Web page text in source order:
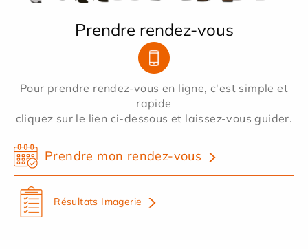
Prendre rendez-vous
Pour prendre rendez-vous en ligne, c'est simple et
rapide
cliquez sur le lien ci-dessous et laissez-vous guider.
Prendre mon rendez-vous
Résultats Imagerie